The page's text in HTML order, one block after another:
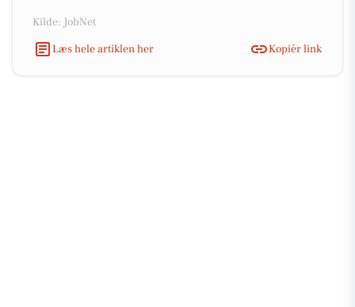
Kilde: JobNet
Læs hele artiklen her
Kopiér link